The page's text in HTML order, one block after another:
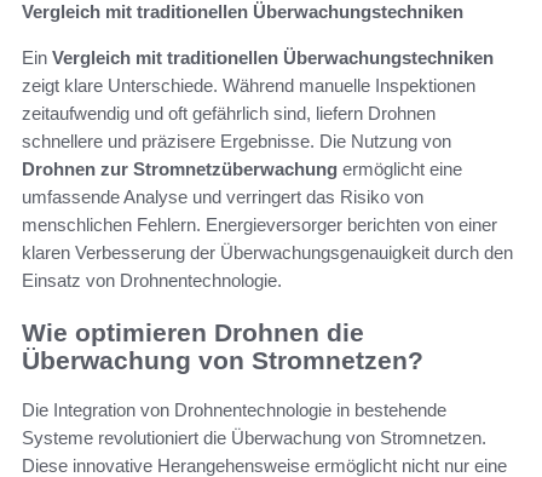
Vergleich mit traditionellen Überwachungstechniken
Ein Vergleich mit traditionellen Überwachungstechniken
zeigt klare Unterschiede. Während manuelle Inspektionen
zeitaufwendig und oft gefährlich sind, liefern Drohnen
schnellere und präzisere Ergebnisse. Die Nutzung von
Drohnen zur Stromnetzüberwachung ermöglicht eine
umfassende Analyse und verringert das Risiko von
menschlichen Fehlern. Energieversorger berichten von einer
klaren Verbesserung der Überwachungsgenauigkeit durch den
Einsatz von Drohnentechnologie.
Wie optimieren Drohnen die
Überwachung von Stromnetzen?
Die Integration von Drohnentechnologie in bestehende
Systeme revolutioniert die Überwachung von Stromnetzen.
Diese innovative Herangehensweise ermöglicht nicht nur eine